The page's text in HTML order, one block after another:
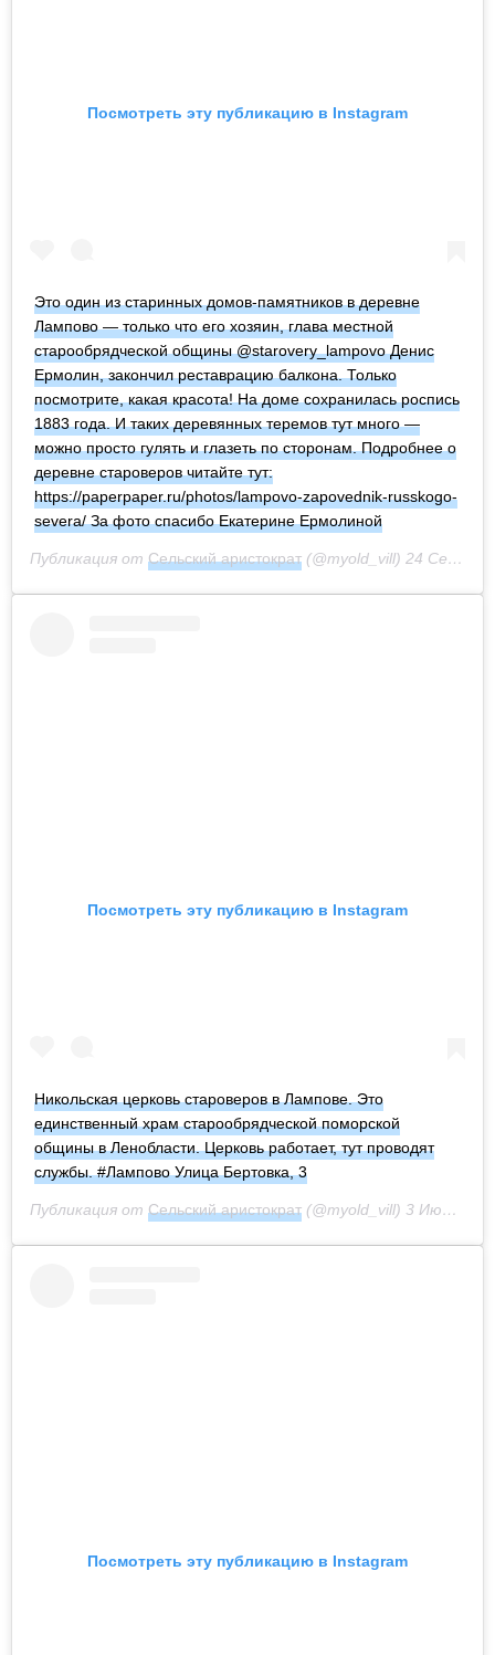
Посмотреть эту публикацию в Instagram
Это один из старинных домов-памятников в деревне
Лампово — только что его хозяин, глава местной
старообрядческой общины @starovery_lampovo Денис
Ермолин, закончил реставрацию балкона. Только
посмотрите, какая красота! На доме сохранилась роспись
1883 года. И таких деревянных теремов тут много —
можно просто гулять и глазеть по сторонам. Подробнее о
деревне староверов читайте тут:
https://paperpaper.ru/photos/lampovo-zapovednik-russkogo-
severa/ За фото спасибо Екатерине Ермолиной
Публикация от Сельский аристократ (@myold_vill) 24 Сен 2020 в 12:25 PDT
Посмотреть эту публикацию в Instagram
Никольская церковь староверов в Лампове. Это
единственный храм старообрядческой поморской
общины в Ленобласти. Церковь работает, тут проводят
службы. #Лампово Улица Бертовка, 3
Публикация от Сельский аристократ (@myold_vill) 3 Июн 2020 в 9:38 PDT
Посмотреть эту публикацию в Instagram